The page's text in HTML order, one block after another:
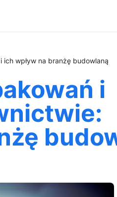
wpływ na branżę budowlaną
i